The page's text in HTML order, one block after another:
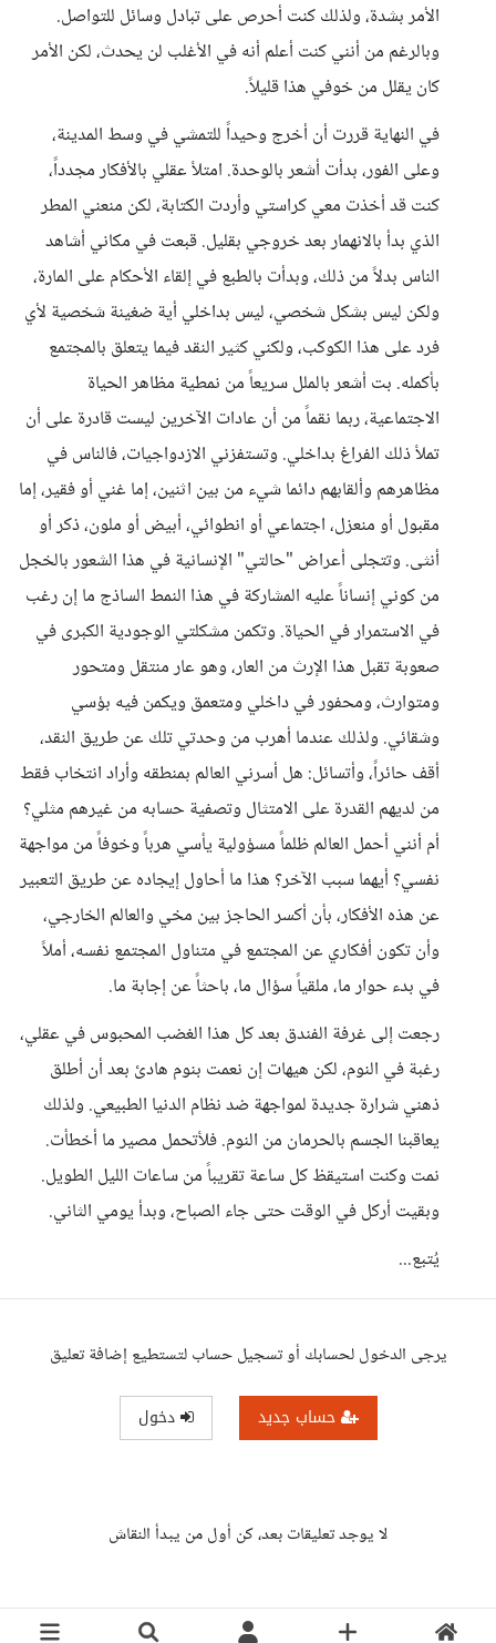
الأمر بشدة، ولذلك كنت أحرص على تبادل وسائل للتواصل.
وبالرغم من أنني كنت أعلم أنه في الأغلب لن يحدث، لكن الأمر
كان يقلل من خوفي هذا قليلاً.
في النهاية قررت أن أخرج وحيداً للتمشي في وسط المدينة،
وعلى الفور، بدأت أشعر بالوحدة. امتلأ عقلي بالأفكار مجدداً،
كنت قد أخذت معي كراستي وأردت الكتابة، لكن منعني المطر
الذي بدأ بالانهمار بعد خروجي بقليل. قبعت في مكاني أشاهد
الناس بدلاً من ذلك، وبدأت بالطبع في إلقاء الأحكام على المارة،
ولكن ليس بشكل شخصي، ليس بداخلي أية ضغينة شخصية لأي
فرد على هذا الكوكب، ولكني كثير النقد فيما يتعلق بالمجتمع
بأكمله. بت أشعر بالملل سريعاً من نمطية مظاهر الحياة
الاجتماعية، ربما نقماً من أن عادات الآخرين ليست قادرة على أن
تملأ ذلك الفراغ بداخلي. وتستفزني الازدواجيات، فالناس في
مظاهرهم وألقابهم دائما شيء من بين اثنين، إما غني أو فقير، إما
مقبول أو منعزل، اجتماعي أو انطوائي، أبيض أو ملون، ذكر أو
أنثى. وتتجلى أعراض "حالتي" الإنسانية في هذا الشعور بالخجل
من كوني إنساناً عليه المشاركة في هذا النمط الساذج ما إن رغب
في الاستمرار في الحياة. وتكمن مشكلتي الوجودية الكبرى في
صعوبة تقبل هذا الإرث من العار، وهو عار منتقل ومتحور
ومتوارث، ومحفور في داخلي ومتعمق ويكمن فيه بؤسي
وشقائي. ولذلك عندما أهرب من وحدتي تلك عن طريق النقد،
أقف حائراً، وأتسائل: هل أسرني العالم بمنطقه وأراد انتخاب فقط
من لديهم القدرة على الامتثال وتصفية حسابه من غيرهم مثلي؟
أم أنني أحمل العالم ظلماً مسؤولية يأسي هرباً وخوفاً من مواجهة
نفسي؟ أيهما سبب الآخر؟ هذا ما أحاول إيجاده عن طريق التعبير
عن هذه الأفكار، بأن أكسر الحاجز بين مخي والعالم الخارجي،
وأن تكون أفكاري عن المجتمع في متناول المجتمع نفسه، أملاً
في بدء حوار ما، ملقياً سؤال ما، باحثاً عن إجابة ما.
رجعت إلى غرفة الفندق بعد كل هذا الغضب المحبوس في عقلي،
رغبة في النوم، لكن هيهات إن نعمت بنوم هادئ بعد أن أطلق
ذهني شرارة جديدة لمواجهة ضد نظام الدنيا الطبيعي. ولذلك
يعاقبنا الجسم بالحرمان من النوم. فلأتحمل مصير ما أخطأت.
نمت وكنت استيقظ كل ساعة تقريباً من ساعات الليل الطويل.
وبقيت أركل في الوقت حتى جاء الصباح، وبدأ يومي الثاني.
يُتبع...
يرجى الدخول لحسابك أو تسجيل حساب لتستطيع إضافة تعليق
حساب جديد دخول
لا يوجد تعليقات بعد، كن أول من يبدأ النقاش